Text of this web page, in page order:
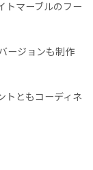
トマーブルのフー
ージョンも制作
トともコーディネ